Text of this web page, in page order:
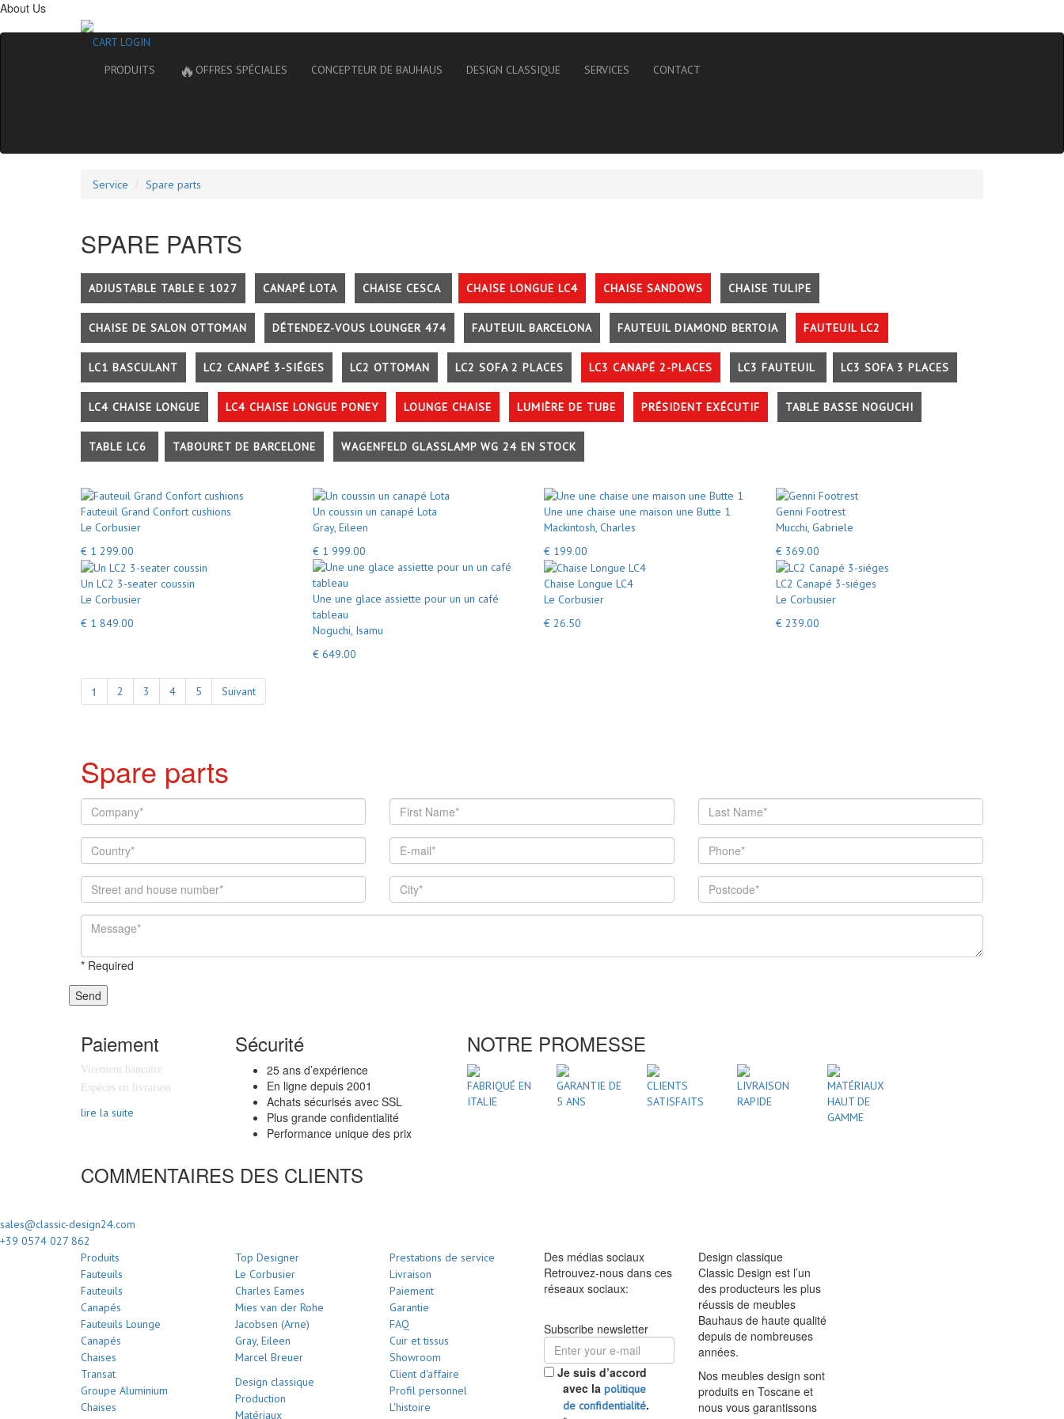
About Us
CART LOGIN
PRODUITS
🔥 OFFRES SPÉCIALES CONCEPTEUR DE BAUHAUS DESIGN CLASSIQUE SERVICES CONTACT
Service Spare parts
SPARE PARTS
ADJUSTABLE TABLE E 1027 CANAPÉ LOTA CHAISE CESCA CHAISE LONGUE LC4 CHAISE SANDOWS CHAISE TULIPE
CHAISE DE SALON OTTOMAN DÉTENDEZ-VOUS LOUNGER 474 FAUTEUIL BARCELONA FAUTEUIL DIAMOND BERTOIA FAUTEUIL LC2
LC1 BASCULANT LC2 CANAPÉ 3-SIÉGES LC2 OTTOMAN LC2 SOFA 2 PLACES LC3 CANAPÉ 2-PLACES LC3 FAUTEUIL LC3 SOFA 3 PLACES
LC4 CHAISE LONGUE LC4 CHAISE LONGUE PONEY LOUNGE CHAISE LUMIÈRE DE TUBE PRÉSIDENT EXÉCUTIF TABLE BASSE NOGUCHI
TABLE LC6 TABOURET DE BARCELONE WAGENFELD GLASSLAMP WG 24 EN STOCK
Fauteuil Grand Confort cushions
Le Corbusier
€ 1 299.00
Un coussin un canapé Lota
Gray, Eileen
€ 1 999.00
Une une chaise une maison une Butte 1
Mackintosh, Charles
€ 199.00
Genni Footrest
Mucchi, Gabriele
€ 369.00
Un LC2 3-seater coussin
Le Corbusier
€ 1 849.00
Une une glace assiette pour un un café
tableau
Noguchi, Isamu
€ 649.00
Chaise Longue LC4
Le Corbusier
€ 26.50
LC2 Canapé 3-siéges
Le Corbusier
€ 239.00
1 2 3 4 5 Suivant
Spare parts
* Required
Send
Paiement
Virement bancaire
Espèces en livraison
lire la suite
Sécurité
25 ans d’expérience
En ligne depuis 2001
Achats sécurisés avec SSL
Plus grande confidentialité
Performance unique des prix
NOTRE PROMESSE
FABRIQUÉ EN
ITALIE
GARANTIE DE
5 ANS
CLIENTS
SATISFAITS
LIVRAISON
RAPIDE
MATÉRIAUX
HAUT DE
GAMME
COMMENTAIRES DES CLIENTS
sales@classic-design24.com
+39 0574 027 862
Produits
Fauteuils
Fauteuils
Canapés
Fauteuils Lounge
Canapés
Chaises
Transat
Groupe Aluminium
Chaises
Top Designer
Le Corbusier
Charles Eames
Mies van der Rohe
Jacobsen (Arne)
Gray, Eileen
Marcel Breuer
Design classique
Production
Matériaux
Prestations de service
Livraison
Paiement
Garantie
FAQ
Cuir et tissus
Showroom
Client d'affaire
Profil personnel
L'histoire
Des médias sociaux
Retrouvez-nous dans ces
réseaux sociaux:
Subscribe newsletter
Je suis d’accord
avec la politique
de confidentialité.
Design classique
Classic Design est l’un
des producteurs les plus
réussis de meubles
Bauhaus de haute qualité
depuis de nombreuses
années.
Nos meubles design sont
produits en Toscane et
nous vous garantissons